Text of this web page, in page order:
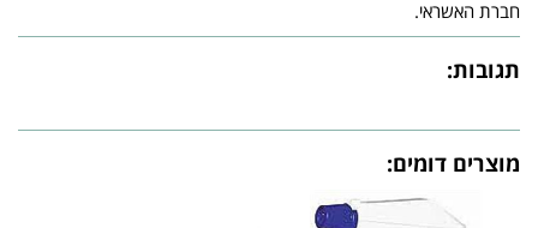
חברת האשראי.
תגובות:
מוצרים דומים: